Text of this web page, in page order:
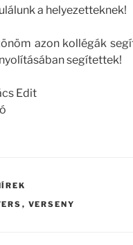
a helyezetteknek!
azon kollégák
segítettek!
Edit
, VERSENY